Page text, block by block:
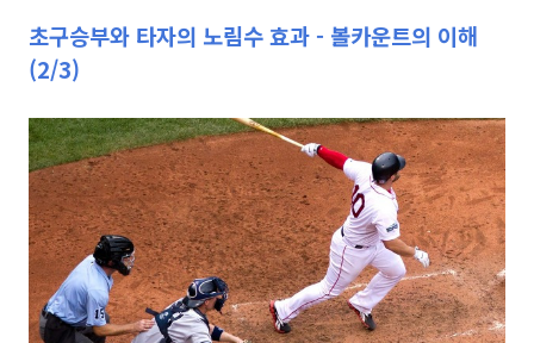
초구승부와 타자의 노림수 효과 - 볼카운트의 이해
(2/3)